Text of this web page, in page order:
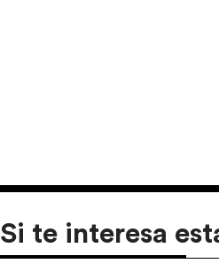
Si te interesa